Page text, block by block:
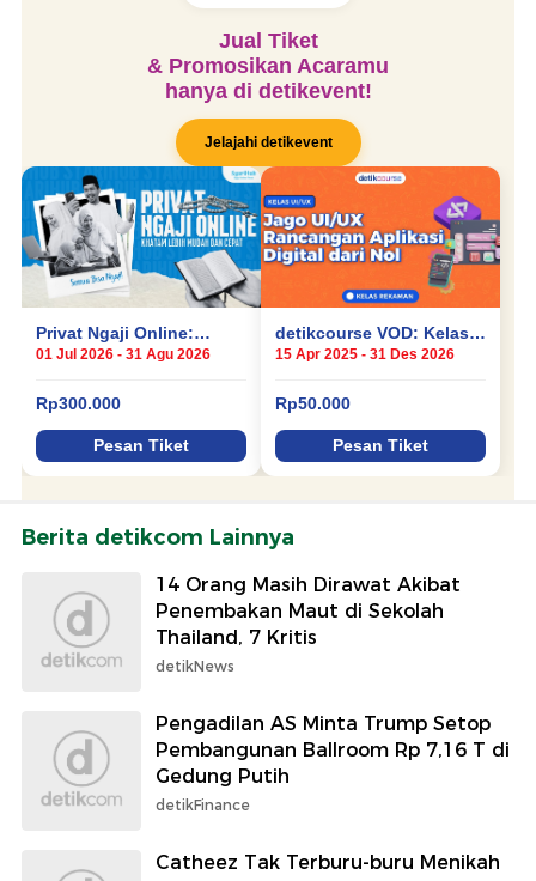
Berita detikcom Lainnya
14 Orang Masih Dirawat Akibat
Penembakan Maut di Sekolah
Thailand, 7 Kritis
detikNews
Pengadilan AS Minta Trump Setop
Pembangunan Ballroom Rp 7,16 T di
Gedung Putih
detikFinance
Catheez Tak Terburu-buru Menikah